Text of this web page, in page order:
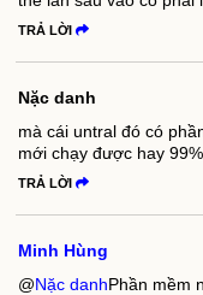
TRẢ LỜI
Nặc danh
mà cái untral đó có
mới chạy được hay
TRẢ LỜI
Minh Hùng
@Nặc danhPhần mềm